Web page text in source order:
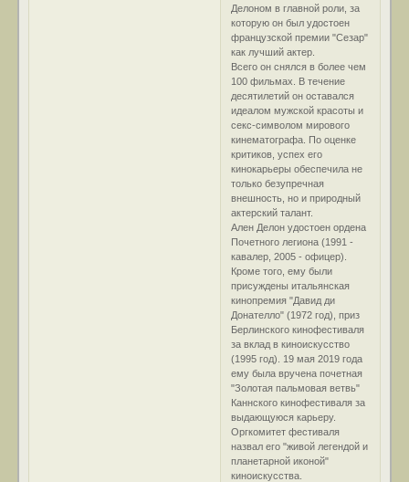
Делоном в главной роли, за
которую он был удостоен
французской премии "Сезар"
как лучший актер.
Всего он снялся в более чем
100 фильмах. В течение
десятилетий он оставался
идеалом мужской красоты и
секс-символом мирового
кинематографа. По оценке
критиков, успех его
кинокарьеры обеспечила не
только безупречная
внешность, но и природный
актерский талант.
Ален Делон удостоен ордена
Почетного легиона (1991 -
кавалер, 2005 - офицер).
Кроме того, ему были
присуждены итальянская
кинопремия "Давид ди
Донателло" (1972 год), приз
Берлинского кинофестиваля
за вклад в киноискусство
(1995 год). 19 мая 2019 года
ему была вручена почетная
"Золотая пальмовая ветвь"
Каннского кинофестиваля за
выдающуюся карьеру.
Оргкомитет фестиваля
назвал его "живой легендой и
планетарной иконой"
киноискусства.